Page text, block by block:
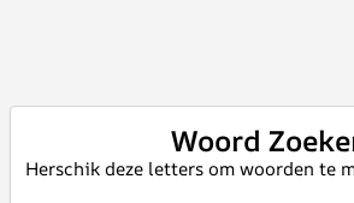
Woord
Herschik deze letters om woorden te